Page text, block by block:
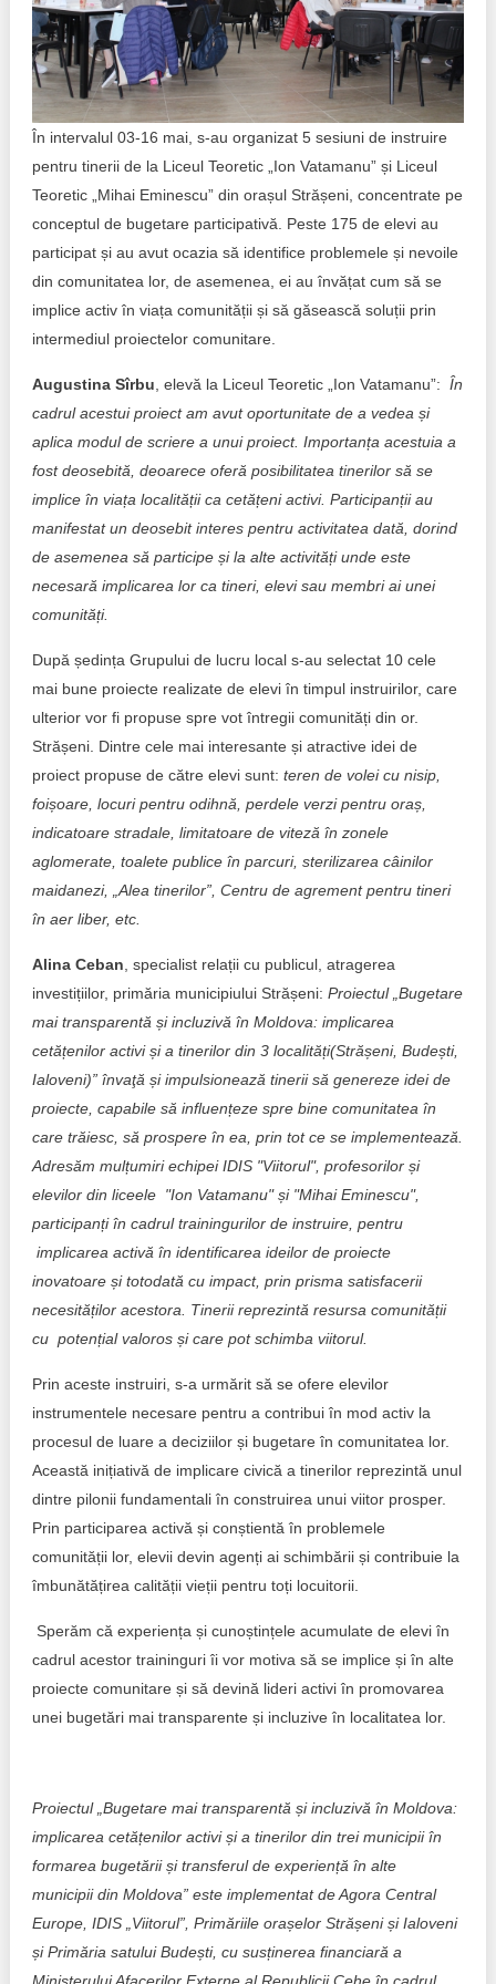
Buletin EU-STRAT
Aplică la BUNELE PRACTICI
Cele mai bune și cele mai proaste politici locale din
Moldova
Democrația, independența și transparența instituțiilor
Achiziții publice
Achizițiile publice în vizorul societății civile
În intervalul 03-16 mai, s-au organizat 5 sesiuni de instruire
pentru tinerii de la Liceul Teoretic „Ion Vatamanu” și Liceul
Teoretic „Mihai Eminescu” din orașul Strășeni, concentrate pe
conceptul de bugetare participativă. Peste 175 de elevi au
participat și au avut ocazia să identifice problemele și nevoile
din comunitatea lor, de asemenea, ei au învățat cum să se
implice activ în viața comunității și să găsească soluții prin
intermediul proiectelor comunitare.
Augustina Sîrbu , elevă la Liceul Teoretic „Ion Vatamanu”: În
cadrul acestui proiect am avut oportunitate de a vedea și
aplica modul de scriere a unui proiect. Importanța acestuia a
fost deosebită, deoarece oferă posibilitatea tinerilor să se
implice în viața localității ca cetățeni activi. Participanții au
manifestat un deosebit interes pentru activitatea dată, dorind
de asemenea să participe și la alte activități unde este
necesară implicarea lor ca tineri, elevi sau membri ai unei
comunități.
După ședința Grupului de lucru local s-au selectat 10 cele
mai bune proiecte realizate de elevi în timpul instruirilor, care
ulterior vor fi propuse spre vot întregii comunități din or.
Strășeni. Dintre cele mai interesante și atractive idei de
proiect propuse de către elevi sunt: teren de volei cu nisip,
foișoare, locuri pentru odihnă, perdele verzi pentru oraș,
indicatoare stradale, limitatoare de viteză în zonele
aglomerate, toalete publice în parcuri, sterilizarea câinilor
maidanezi, „Alea tinerilor”, Centru de agrement pentru tineri
în aer liber, etc.
Alina Ceban , specialist relații cu publicul, atragerea
investițiilor, primăria municipiului Strășeni: Proiectul „Bugetare
mai transparentă și incluzivă în Moldova: implicarea
cetățenilor activi și a tinerilor din 3 localități(Strășeni, Budești,
Ialoveni)” învaţă și impulsionează tinerii să genereze idei de
proiecte, capabile să influențeze spre bine comunitatea în
care trăiesc, să prospere în ea, prin tot ce se implementează.
Adresăm mulțumiri echipei IDIS "Viitorul", profesorilor și
elevilor din liceele "Ion Vatamanu" și "Mihai Eminescu",
participanți în cadrul trainingurilor de instruire, pentru
implicarea activă în identificarea ideilor de proiecte
inovatoare și totodată cu impact, prin prisma satisfacerii
necesităților acestora. Tinerii reprezintă resursa comunității
cu potențial valoros și care pot schimba viitorul.
Prin aceste instruiri, s-a urmărit să se ofere elevilor
instrumentele necesare pentru a contribui în mod activ la
procesul de luare a deciziilor și bugetare în comunitatea lor.
Această inițiativă de implicare civică a tinerilor reprezintă unul
dintre pilonii fundamentali în construirea unui viitor prosper.
Prin participarea activă și conștientă în problemele
comunității lor, elevii devin agenți ai schimbării și contribuie la
îmbunătățirea calității vieții pentru toți locuitorii.
Sperăm că experiența și cunoștințele acumulate de elevi în
cadrul acestor traininguri îi vor motiva să se implice și în alte
proiecte comunitare și să devină lideri activi în promovarea
unei bugetări mai transparente și incluzive în localitatea lor.
Proiectul „Bugetare mai transparentă și incluzivă în Moldova:
implicarea cetățenilor activi și a tinerilor din trei municipii în
formarea bugetării și transferul de experiență în alte
municipii din Moldova” este implementat de Agora Central
Europe, IDIS „Viitorul”, Primăriile orașelor Strășeni și Ialoveni
și Primăria satului Budești, cu susținerea financiară a